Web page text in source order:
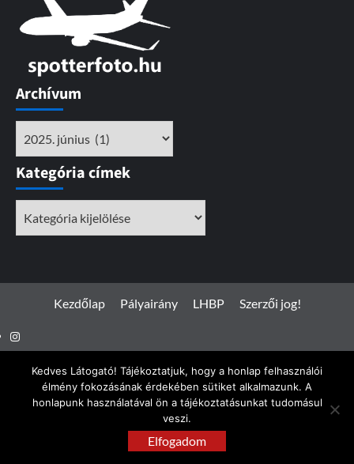
Archívum
Kategória címek
Kezdőlap Pályairány LHBP Szerzői jog!
Instagram
Spotterfoto.hu © Minden jog fenntartva 2017 - 2026
CoverNewsby AF themes.
Kedves Látogató! Tájékoztatjuk, hogy a honlap felhasználói
élmény fokozásának érdekében sütiket alkalmazunk. A
honlapunk használatával ön a tájékoztatásunkat tudomásul
veszi.
Elfogadom